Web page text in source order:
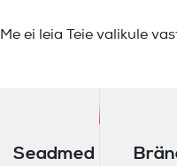
Me ei leia Teie valikule
Seadmed